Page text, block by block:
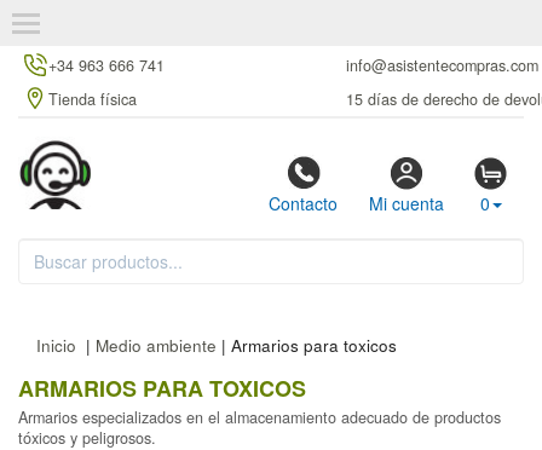
+34 963 666 741
info@asistentecompras.com
Tienda física
15 días de derecho de
Contacto Mi cuenta 0
Inicio | Medio ambiente | Armarios para toxicos
ARMARIOS PARA TOXICOS
Armarios especializados en el almacenamiento adecuado de productos
tóxicos y peligrosos.